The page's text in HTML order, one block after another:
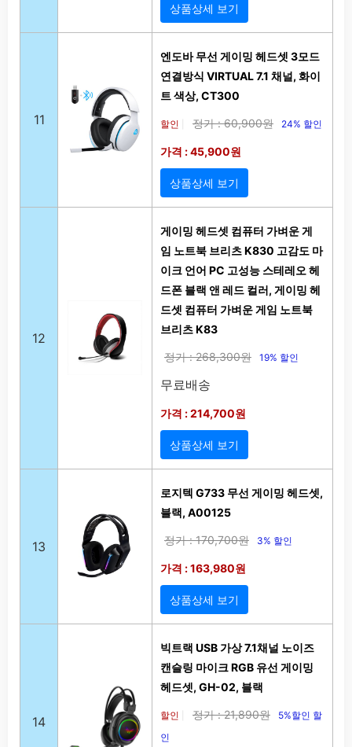
상품상세 보기
11
엔도바 무선 게이밍 헤드셋 3모드
연결방식 VIRTUAL 7.1 채널, 화이
트 색상, CT300
할인 정가 : 60,900원 24% 할인
가격 : 45,900원
상품상세 보기
12
게이밍 헤드셋 컴퓨터 가벼운 게
임 노트북 브리츠 K830 고감도 마
이크 언어 PC 고성능 스테레오 헤
드폰 블랙 앤 레드 컬러, 게이밍 헤
드셋 컴퓨터 가벼운 게임 노트북
브리츠 K83
정가 : 268,300원 19% 할인
무료배송
가격 : 214,700원
상품상세 보기
13
로지텍 G733 무선 게이밍 헤드셋,
블랙, A00125
정가 : 170,700원 3% 할인
가격 : 163,980원
상품상세 보기
14
빅트랙 USB 가상 7.1채널 노이즈
캔슬링 마이크 RGB 유선 게이밍
헤드셋, GH-02, 블랙
할인 정가 : 21,890원
5%할인 할
인